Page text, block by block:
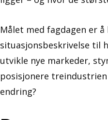
Målet med fagdagen er
situasjonsbeskrivelse til
utvikle nye markeder,
posisjonere
endring?